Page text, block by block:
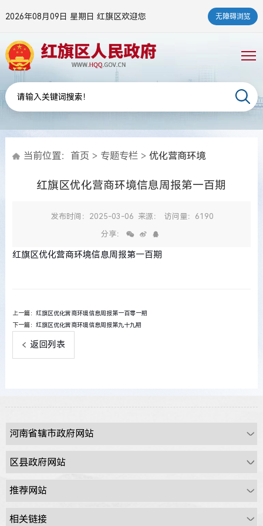
2026年08月09日 星期日 红旗区欢迎您 无障碍浏览
当前位置： 首页 > 专题专栏 > 优化营商环境
红旗区优化营商环境信息周报第一百期
发布时间：2025-03-06 来源： 访问量：6190
分享：
红旗区优化营商环境信息周报第一百期
上一篇：红旗区优化营商环境信息周报第一百零一期
下一篇：红旗区优化营商环境信息周报第九十九期
返回列表